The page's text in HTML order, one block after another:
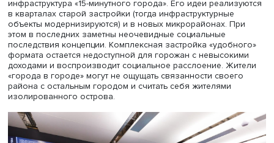
Материалы подвергали тематическому кодированию по
основным параметрам «умного» и «удобного» городов.
«Удобный» — это 15-минутная доступность необходимых
объектов инфраструктуры в своем районе, где
приоритет пешеходов и экологичных видов транспорта
(велосипедов, самокатов, ОТ). «Умный»: цифровые
для общегородских и районных объектов
цифровые сервисы для различных форматов
вовлеченность жителей в принятие решений о городе и
районе и в использование городских технологий,
жителями материальной и цифровой среды города.